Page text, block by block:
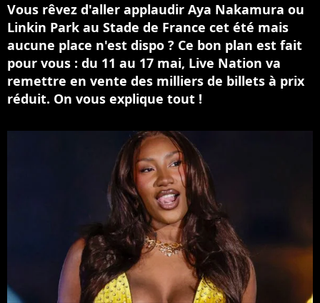
Vous rêvez d'aller applaudir Aya Nakamura ou
Linkin Park au Stade de France cet été mais
aucune place n'est dispo ? Ce bon plan est fait
pour vous : du 11 au 17 mai, Live Nation va
remettre en vente des milliers de billets à prix
réduit. On vous explique tout !